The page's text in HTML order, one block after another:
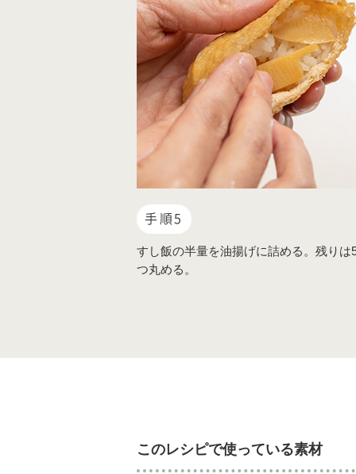
手順5
すし飯の半量を油揚げに詰める。残りは
つ丸める。
このレシピで使っている素材